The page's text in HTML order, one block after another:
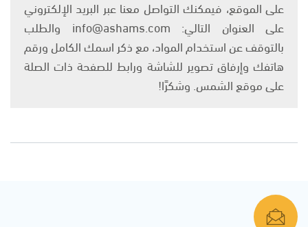
على الموقع، فيمكنك التواصل معنا عبر البريد الإلكتروني
على العنوان التالي: info@ashams.com والطلب
بالتوقف عن استخدام المواد، مع ذكر اسمك الكامل ورقم
هاتفك وإرفاق تصوير للشاشة ورابط للصفحة ذات الصلة
على موقع الشمس. وشكرًا!